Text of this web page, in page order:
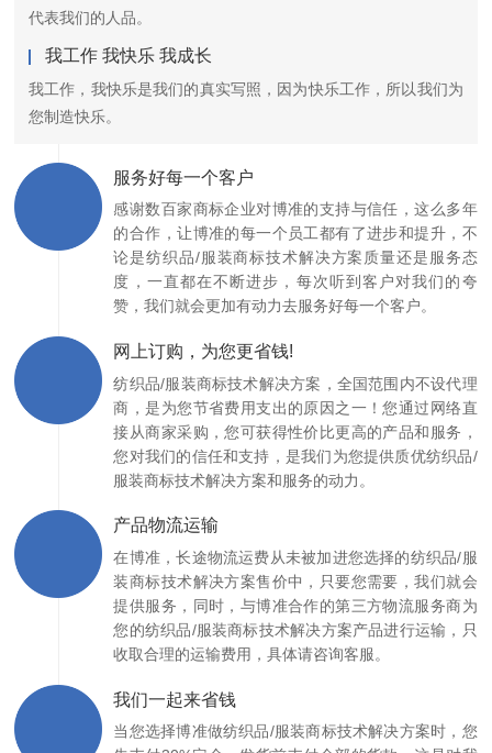
代表我们的人品。
我工作 我快乐 我成长
我工作，我快乐是我们的真实写照，因为快乐工作，所以我们为
您制造快乐。
服务好每一个客户
感谢数百家商标企业对博准的支持与信任，这么多年
的合作，让博准的每一个员工都有了进步和提升，不
论是纺织品/服装商标技术解决方案质量还是服务态
度，一直都在不断进步，每次听到客户对我们的夸
赞，我们就会更加有动力去服务好每一个客户。
网上订购，为您更省钱!
纺织品/服装商标技术解决方案，全国范围内不设代理
商，是为您节省费用支出的原因之一！您通过网络直
接从商家采购，您可获得性价比更高的产品和服务，
您对我们的信任和支持，是我们为您提供质优纺织品/
服装商标技术解决方案和服务的动力。
产品物流运输
在博准，长途物流运费从未被加进您选择的纺织品/服
装商标技术解决方案售价中，只要您需要，我们就会
提供服务，同时，与博准合作的第三方物流服务商为
您的纺织品/服装商标技术解决方案产品进行运输，只
收取合理的运输费用，具体请咨询客服。
我们一起来省钱
当您选择博准做纺织品/服装商标技术解决方案时，您